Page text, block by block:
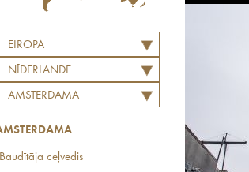
EIROPA
NĪDERLANDE
AMSTERDAMA
Baudītāja ceļvedis